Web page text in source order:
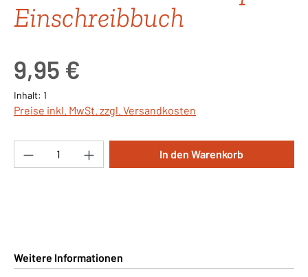
Einschreibbuch
9,95 €
Inhalt: 1
Preise inkl. MwSt. zzgl. Versandkosten
Produkt Anzahl: Gib den gewünschten
In den Warenkorb
Weitere Informationen